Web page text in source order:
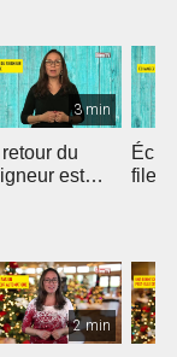
3 min
retour du
est
filets
2 min